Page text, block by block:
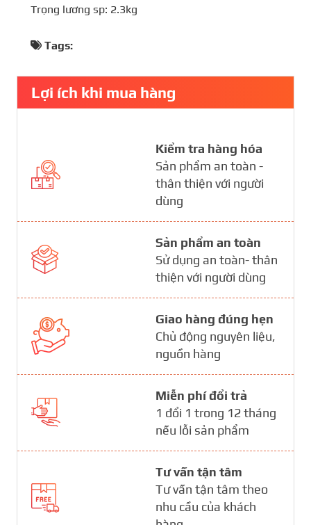
Trọng lương sp: 2.3kg
Tags:
Lợi ích khi mua hàng
Kiểm tra hàng hóa
Sản phẩm an toàn -
thân thiện với người
dùng
Sản phẩm an toàn
Sử dụng an toàn- thân
thiện với người dùng
Giao hàng đúng hẹn
Chủ động nguyên liệu,
nguồn hàng
Miễn phí đổi trả
1 đổi 1 trong 12 tháng
nếu lỗi sản phẩm
Tư vấn tận tâm
Tư vấn tận tâm theo
nhu cầu của khách